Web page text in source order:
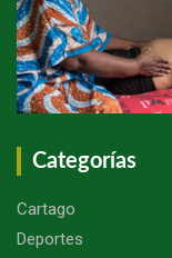
Categorías
Cartago
Deportes